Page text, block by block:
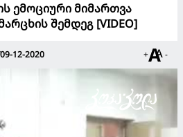
ემოციური მიმართვა
შემდეგ [VIDEO]
12-2020 + -